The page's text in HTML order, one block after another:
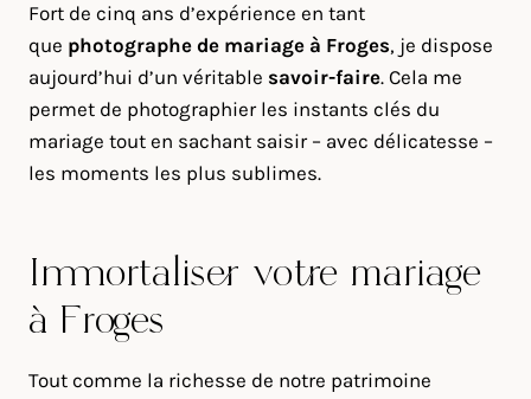
Fort de cinq ans d’expérience en tant
que photographe de mariage à Froges, je dispose
aujourd’hui d’un véritable savoir-faire. Cela me
permet de photographier les instants clés du
mariage tout en sachant saisir – avec délicatesse –
les moments les plus sublimes.
Immortaliser votre mariage
à Froges
Tout comme la richesse de notre patrimoine